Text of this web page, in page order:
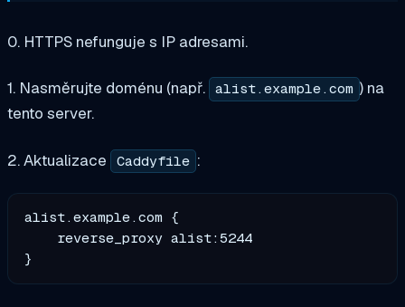
0. HTTPS nefunguje s IP adresami.
1. Nasměrujte doménu (např. alist.example.com ) na
tento server.
2. Aktualizace Caddyfile :
alist.example.com {
reverse_proxy alist:5244